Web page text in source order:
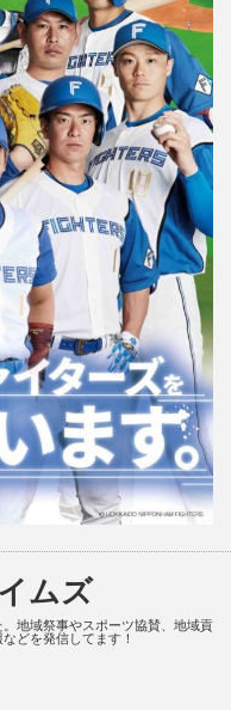
ムズ
地域祭事やスポーツ協賛、地域貢
どを発信してます！